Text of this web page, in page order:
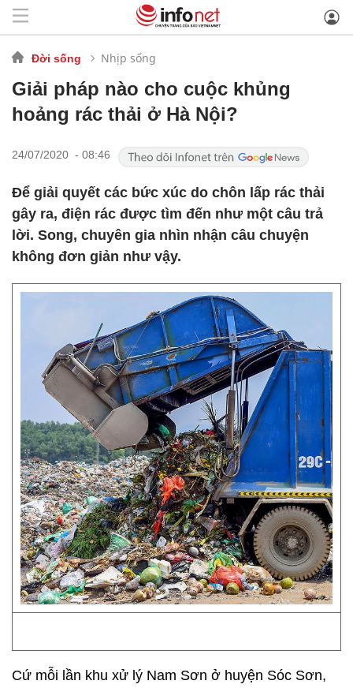
Đời sống Nhịp sống
Giải pháp nào cho cuộc khủng
hoảng rác thải ở Hà Nội?
24/07/2020 - 08:46
Để giải quyết các bức xúc do chôn lấp rác thải
gây ra, điện rác được tìm đến như một câu trả
lời. Song, chuyên gia nhìn nhận câu chuyện
không đơn giản như vậy.
Cứ mỗi lần khu xử lý Nam Sơn ở huyện Sóc Sơn,